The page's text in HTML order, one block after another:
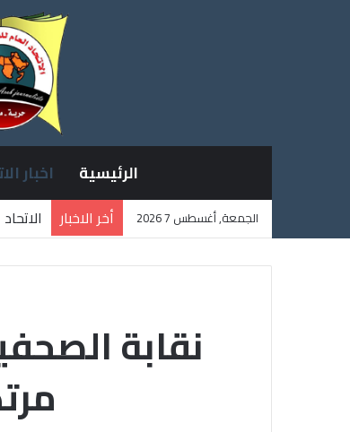
الرئيسية اخبار
الجمعة, أغسطس 7 2026 أخر الاخبار
نقابة